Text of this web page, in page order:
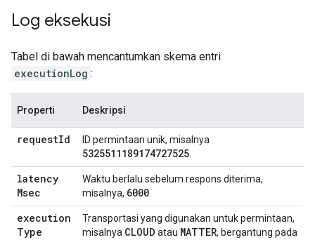
Log eksekusi
Tabel di bawah mencantumkan skema entri
executionLog :
Properti Deskripsi
requestId ID permintaan unik, misalnya
5325511189174727525
latency
Msec
Waktu berlalu sebelum respons diterima,
misalnya, 6000
execution
Type
Transportasi yang digunakan untuk permintaan,
misalnya CLOUD atau MATTER, bergantung pada